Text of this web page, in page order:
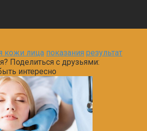
кожи лица показания результат
Поделиться с друзьями:
интересно